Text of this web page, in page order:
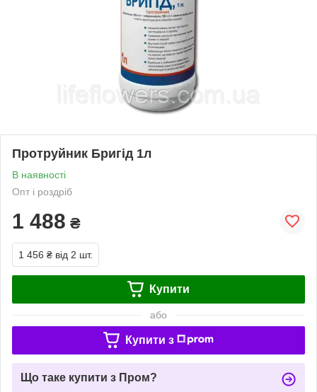
Протруйник Бригід 1л
В наявності
Опт і роздріб
1 488 ₴
1 456 ₴ від 2 шт.
Купити
або
Купити з
Що таке купити з Пром?